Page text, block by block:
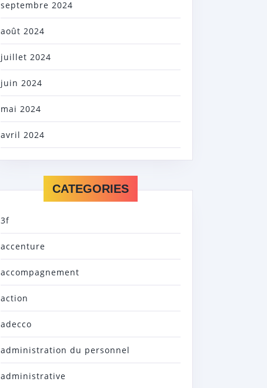
septembre 2024
août 2024
juillet 2024
juin 2024
mai 2024
avril 2024
CATEGORIES
3f
accenture
accompagnement
action
adecco
administration du personnel
administrative